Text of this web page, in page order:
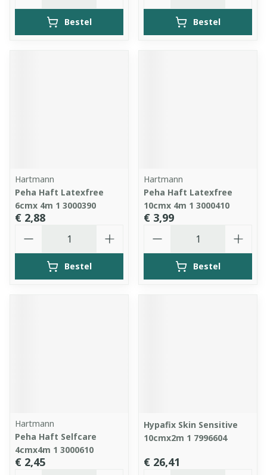
Bestel Bestel
Hartmann
Peha Haft Latexfree
6cmx 4m 1 3000390
€ 2,88
Bestel
Hartmann
Peha Haft Latexfree
10cmx 4m 1 3000410
€ 3,99
Bestel
Hartmann
Peha Haft Selfcare
4cmx4m 1 3000610
€ 2,45
Hypafix Skin Sensitive
10cmx2m 1 7996604
€ 26,41